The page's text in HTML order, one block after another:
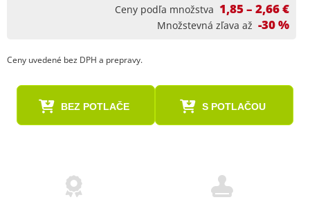
Ceny podľa množstva 1,85 – 2,66 €
Množstevná zľava až -30 %
Ceny uvedené bez DPH a prepravy.
BEZ POTLAČE S POTLAČOU